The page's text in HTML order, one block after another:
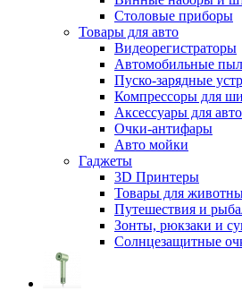
Столовые приборы
Товары для авто
Видеорегистраторы
Автомобильные
Пуско-зарядные
Компрессоры для
Аксессуары для авто
Очки-антифары
Авто мойки
Гаджеты
3D Принтеры
Товары для
Путешествия и
Зонты, рюкзаки и
Солнцезащитные